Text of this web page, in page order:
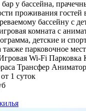
у бассейна,
проживания гостей
бассейну с
комната с
детские и
парковочное
Wi-Fi Парковка
Трансфер
1 суток